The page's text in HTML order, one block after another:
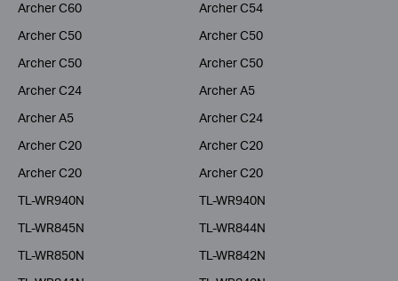
Archer C60
Archer C54
Archer C50
Archer C50
Archer C50
Archer C50
Archer C24
Archer A5
Archer A5
Archer C24
Archer C20
Archer C20
Archer C20
Archer C20
TL-WR940N
TL-WR940N
TL-WR845N
TL-WR844N
TL-WR850N
TL-WR842N